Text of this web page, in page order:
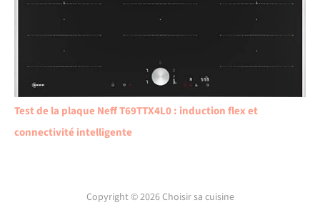
Test de la plaque Neff T69TTX4L0 : induction flex et
connectivité intelligente
Copyright © 2026 Choisir sa cuisine